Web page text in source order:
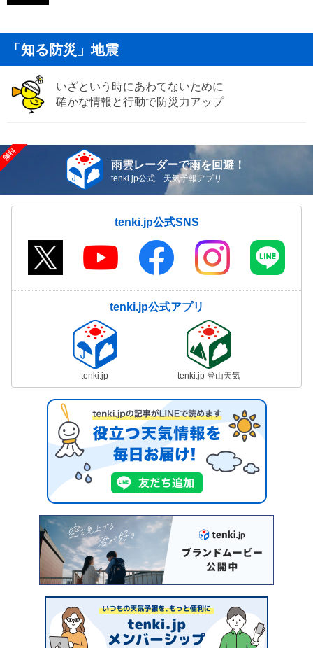
「知る防災」地震
いざという時にあわてないために
確かな情報と行動で防災力アップ
雨雲レーダーで雨を回避！
tenki.jp公式 天気予報アプリ
tenki.jp公式SNS
tenki.jp公式アプリ
tenki.jp tenki.jp 登山天気